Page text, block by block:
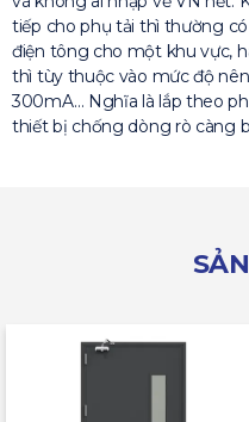
tiếp cho phụ tải thì thường
điện tông cho một khu vực,
thì tùy thuộc vào mức độ
300mA… Nghĩa là lắp theo
thiết bị chống dòng rò càng